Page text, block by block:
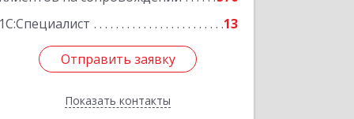
1С:Специалист
13
Отправить заявку
Показать контакты
Отправить заявку
Назад